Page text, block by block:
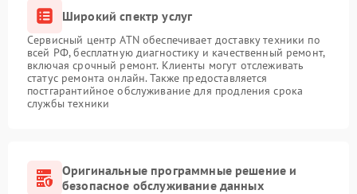
Широкий спектр услуг
Сервисный центр ATN обеспечивает доставку техники по
всей РФ, бесплатную диагностику и качественный ремонт,
включая срочный ремонт. Клиенты могут отслеживать
статус ремонта онлайн. Также предоставляется
постгарантийное обслуживание для продления срока
службы техники
Оригинальные программные решение и
безопасное обслуживание данных